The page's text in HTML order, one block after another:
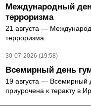
Международный
терроризма
21 августа —
терроризма.
30-07-2026 (19:58)
Всемирный день
19 августа — Всемирный
приурочена к теракту в